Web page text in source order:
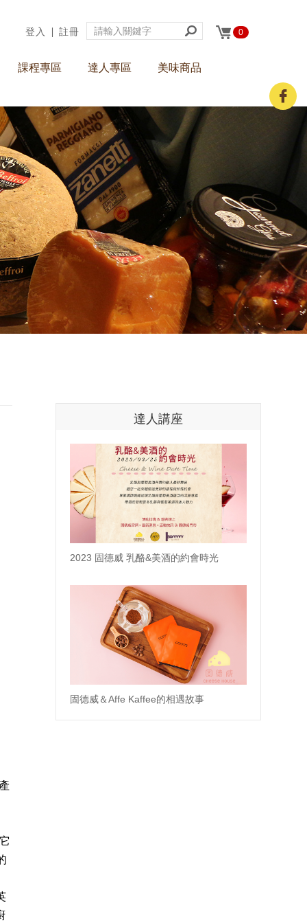
0
登入 ∣ 註冊
課程專區 達人專區 美味商品
達人講座
2023 固德威 乳酪&美酒的約會時光
固德威＆Affe Kaffee的相遇故事